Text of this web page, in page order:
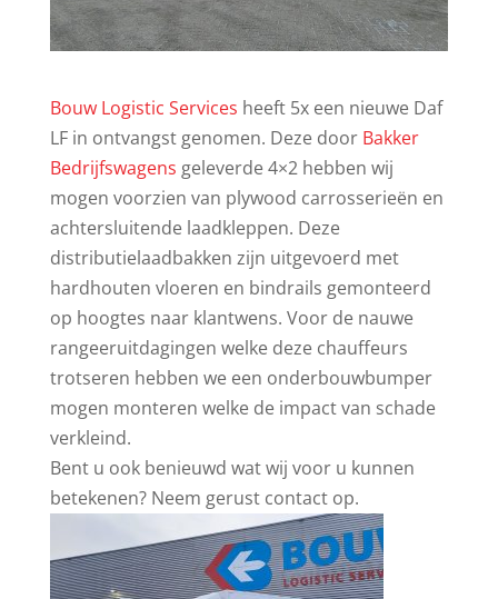
Bouw Logistic Services heeft 5x een nieuwe Daf
LF in ontvangst genomen. Deze door Bakker
Bedrijfswagens geleverde 4×2 hebben wij
mogen voorzien van plywood carrosserieën en
achtersluitende laadkleppen. Deze
distributielaadbakken zijn uitgevoerd met
hardhouten vloeren en bindrails gemonteerd
op hoogtes naar klantwens. Voor de nauwe
rangeeruitdagingen welke deze chauffeurs
trotseren hebben we een onderbouwbumper
mogen monteren welke de impact van schade
verkleind.
Bent u ook benieuwd wat wij voor u kunnen
betekenen? Neem gerust contact op.